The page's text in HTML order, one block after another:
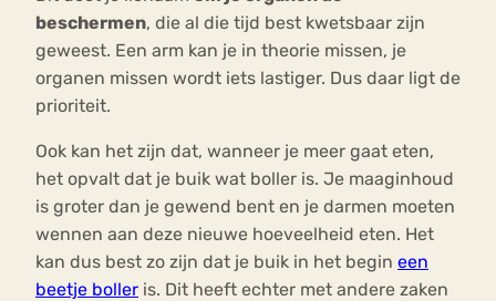
beschermen, die al die tijd best kwetsbaar zijn
geweest. Een arm kan je in theorie missen, je
organen missen wordt iets lastiger. Dus daar ligt de
prioriteit.
Ook kan het zijn dat, wanneer je meer gaat eten,
het opvalt dat je buik wat boller is. Je maaginhoud
is groter dan je gewend bent en je darmen moeten
wennen aan deze nieuwe hoeveelheid eten. Het
kan dus best zo zijn dat je buik in het begin een
beetje boller is. Dit heeft echter met andere zaken